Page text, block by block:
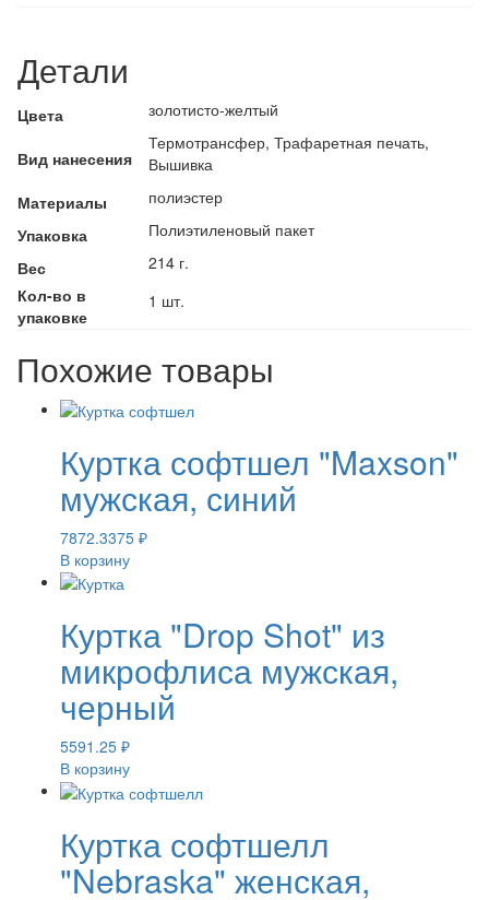
Детали
Цвета золотисто-желтый
Вид нанесения
Термотрансфер, Трафаретная печать,
Вышивка
Материалы
полиэстер
Упаковка
Полиэтиленовый пакет
Вес
214 г.
Кол-во в
упаковке
1 шт.
Похожие товары
Куртка софтшел "Maxson"
мужская, синий
7872.3375 ₽
В корзину
Куртка "Drop Shot" из
микрофлиса мужская,
черный
5591.25 ₽
В корзину
Куртка софтшелл
"Nebraska" женская,